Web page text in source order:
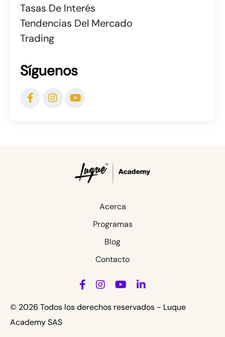
Tasas De Interés
Tendencias Del Mercado
Trading
Síguenos
Acerca
Programas
Blog
Contacto
© 2026 Todos los derechos reservados - Luque
Academy SAS